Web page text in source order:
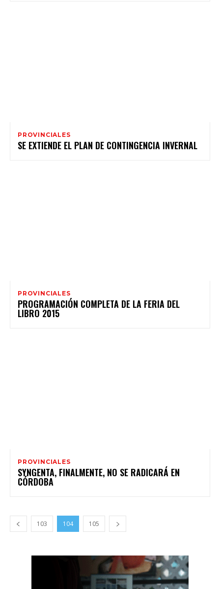
PROVINCIALES
SE EXTIENDE EL PLAN DE CONTINGENCIA INVERNAL
PROVINCIALES
PROGRAMACIÓN COMPLETA DE LA FERIA DEL
LIBRO 2015
PROVINCIALES
SYNGENTA, FINALMENTE, NO SE RADICARÁ EN
CÓRDOBA
103 104 105